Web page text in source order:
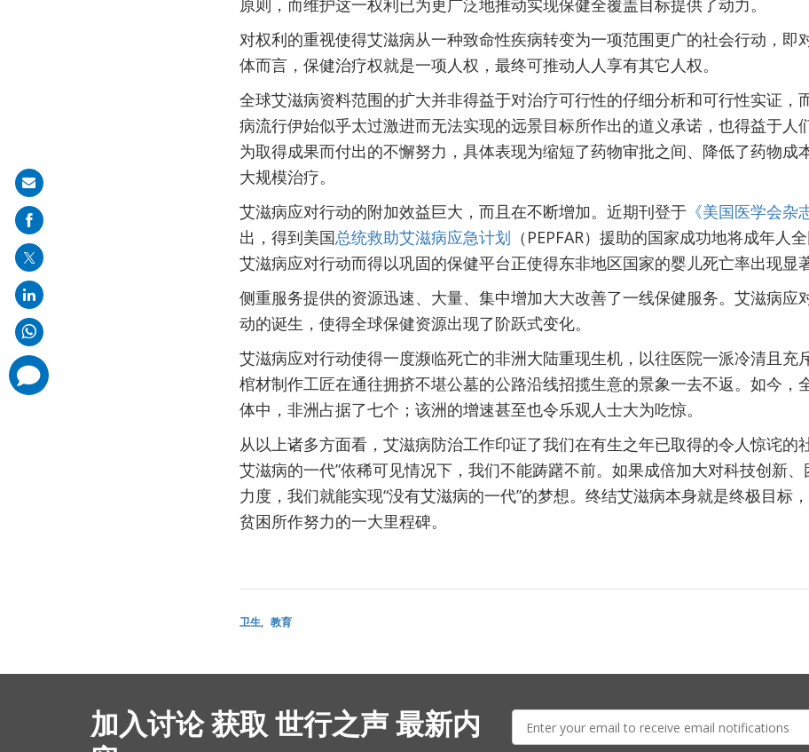
原则，而维护这一权利已为更广泛地推动实现保健全覆盖目标提供了动力。
对权利的重视使得艾滋病从一种致命性疾病转变为一项范围更广的社会行动，即
体而言，保健治疗权就是一项人权，最终可推动人人享有其它人权。
全球艾滋病资料范围的扩大并非得益于对治疗可行性的仔细分析和可行性实证，
病流行伊始似乎太过激进而无法实现的远景目标所作出的道义承诺，也得益于人
为取得成果而付出的不懈努力，具体表现为缩短了药物审批之间、降低了药物成
大规模治疗。
艾滋病应对行动的附加效益巨大，而且在不断增加。近期刊登于《美国医学会杂
出，得到美国总统救助艾滋病应急计划 （PEPFAR）援助的国家成功地将成年人
艾滋病应对行动而得以巩固的保健平台正使得东非地区国家的婴儿死亡率出现显
侧重服务提供的资源迅速、大量、集中增加大大改善了一线保健服务。艾滋病应
动的诞生，使得全球保健资源出现了阶跃式变化。
艾滋病应对行动使得一度濒临死亡的非洲大陆重现生机，以往医院一派冷清且充
棺材制作工匠在通往拥挤不堪公墓的公路沿线招揽生意的景象一去不返。如今，
体中，非洲占据了七个；该洲的增速甚至也令乐观人士大为吃惊。
从以上诸多方面看，艾滋病防治工作印证了我们在有生之年已取得的令人惊诧的
艾滋病的一代”依稀可见情况下，我们不能踌躇不前。如果成倍加大对科技创新
力度，我们就能实现“没有艾滋病的一代”的梦想。终结艾滋病本身就是终极目标
贫困所作努力的一大里程碑。
卫生 教育
加入讨论 获取 世行之声 最新内
mail:
Share
on
mail
comments
added